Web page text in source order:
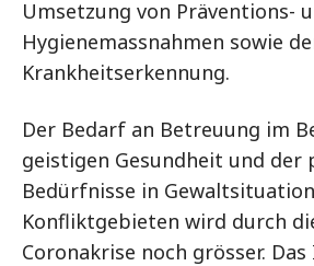
Umsetzung von Präventions-
Hygienemassnahmen sowie
Krankheitserkennung.
Der Bedarf an Betreuung im
geistigen Gesundheit und der
Bedürfnisse in
Konfliktgebieten wird durch
Coronakrise noch grösser. Das